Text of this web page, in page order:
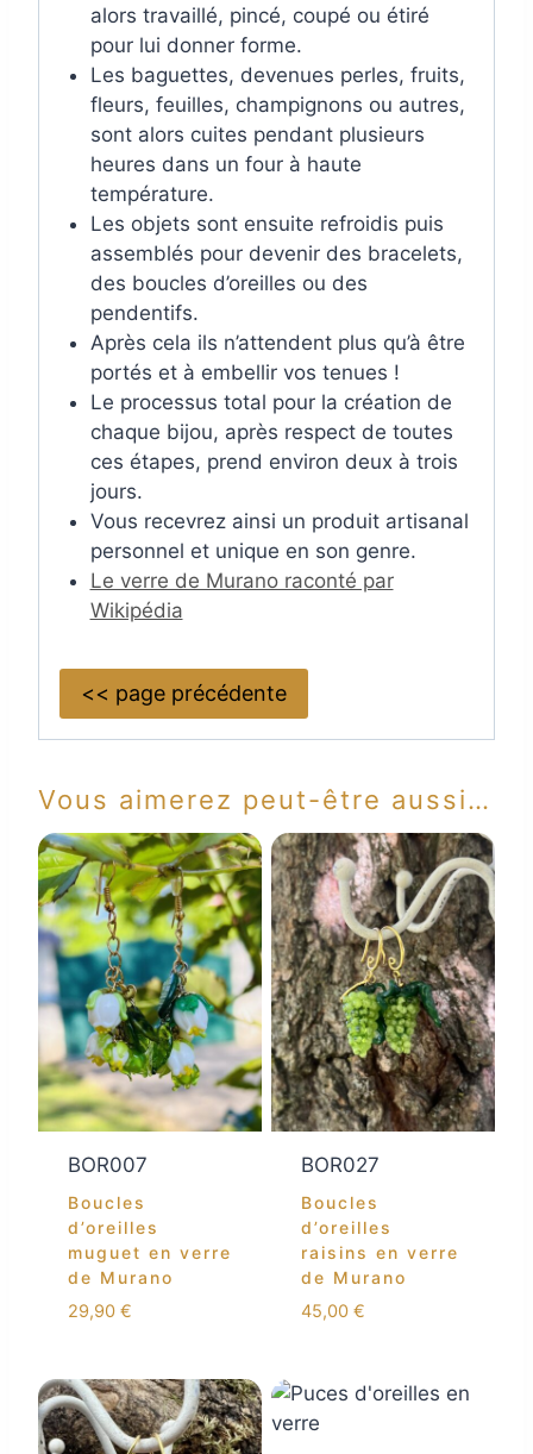
alors travaillé, pincé, coupé ou étiré
pour lui donner forme.
Les baguettes, devenues perles, fruits,
fleurs, feuilles, champignons ou autres,
sont alors cuites pendant plusieurs
heures dans un four à haute
température.
Les objets sont ensuite refroidis puis
assemblés pour devenir des bracelets,
des boucles d’oreilles ou des
pendentifs.
Après cela ils n’attendent plus qu’à être
portés et à embellir vos tenues !
Le processus total pour la création de
chaque bijou, après respect de toutes
ces étapes, prend environ deux à trois
jours.
Vous recevrez ainsi un produit artisanal
personnel et unique en son genre.
Le verre de Murano raconté par
Wikipédia
<< page précédente
Vous aimerez peut-être aussi…
BOR007
Boucles
d’oreilles
muguet en verre
de Murano
29,90 €
BOR027
Boucles
d’oreilles
raisins en verre
de Murano
45,00 €